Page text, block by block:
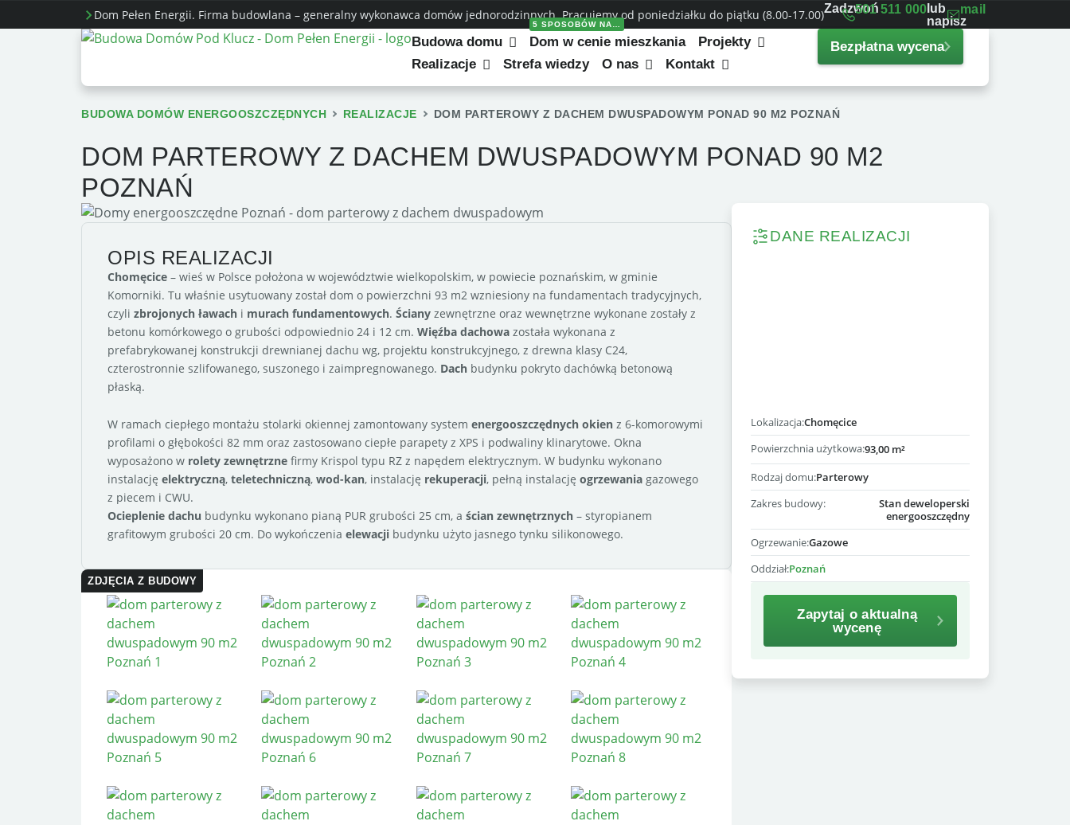
Dom Pełen Energii. Firma budowlana – generalny wykonawca domów jednorodzinnych. Pracujemy od poniedziałku do piątku (8.00-17.00)Zadzwoń501 511 000 lub
napisz
mail
Budowa domu
5 SPOSOBÓW NA…
Dom w cenie mieszkania
Projekty
Realizacje
Strefa wiedzy O nas Kontakt
Bezpłatna wycena
BUDOWA DOMÓW ENERGOOSZCZĘDNYCH REALIZACJE DOM PARTEROWY Z DACHEM DWUSPADOWYM PONAD 90 M2 POZNAŃ
DOM PARTEROWY Z DACHEM DWUSPADOWYM PONAD 90 M2
POZNAŃ
OPIS REALIZACJI
Chomęcice – wieś w Polsce położona w województwie wielkopolskim, w powiecie poznańskim, w gminie
Komorniki. Tu właśnie usytuowany został dom o powierzchni 93 m2 wzniesiony na fundamentach tradycyjnych,
czyli zbrojonych ławach i murach fundamentowych. Ściany zewnętrzne oraz wewnętrzne wykonane zostały z
betonu komórkowego o grubości odpowiednio 24 i 12 cm. Więźba dachowa została wykonana z
prefabrykowanej konstrukcji drewnianej dachu wg, projektu konstrukcyjnego, z drewna klasy C24,
czterostronnie szlifowanego, suszonego i zaimpregnowanego. Dach budynku pokryto dachówką betonową
płaską.
W ramach ciepłego montażu stolarki okiennej zamontowany system energooszczędnych okien z 6-komorowymi
profilami o głębokości 82 mm oraz zastosowano ciepłe parapety z XPS i podwaliny klinarytowe. Okna
wyposażono w rolety zewnętrzne firmy Krispol typu RZ z napędem elektrycznym. W budynku wykonano
instalację elektryczną, teletechniczną, wod-kan, instalację rekuperacji, pełną instalację ogrzewania gazowego
z piecem i CWU.
Ocieplenie dachu budynku wykonano pianą PUR grubości 25 cm, a ścian zewnętrznych – styropianem
grafitowym grubości 20 cm. Do wykończenia elewacji budynku użyto jasnego tynku silikonowego.
ZDJĘCIA Z BUDOWY
DANE REALIZACJI
Lokalizacja:Chomęcice
Powierzchnia użytkowa:93,00 m²
Rodzaj domu:Parterowy
Zakres budowy:
Stan deweloperski
energooszczędny
Ogrzewanie:Gazowe
Oddział:Poznań
Zapytaj o aktualną
wycenę